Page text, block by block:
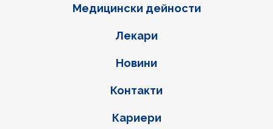
Медицински дейности
Лекари
Новини
Контакти
Кариери